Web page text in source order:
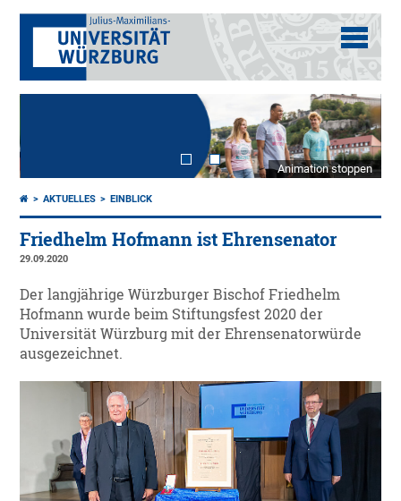
Animation stoppen
AKTUELLES EINBLICK
Friedhelm Hofmann ist Ehrensenator
29.09.2020
Der langjährige Würzburger Bischof Friedhelm
Hofmann wurde beim Stiftungsfest 2020 der
Universität Würzburg mit der Ehrensenatorwürde
ausgezeichnet.